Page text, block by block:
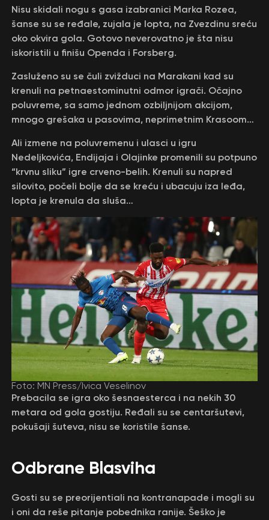
Nisu skidali nogu s gasa izabranici Marka Rozea,
šanse su se ređale, zujala je lopta, na Zvezdinu sreću
oko okvira gola. Gotovo neverovatno je šta nisu
iskoristili u finišu Openda i Forsberg.
Zasluženo su se čuli zvižduci na Marakani kad su
krenuli na petnaestominutni odmor igrači. Očajno
poluvreme, sa samo jednom ozbiljnijom akcijom,
mnogo grešaka u pasovima, neprimetnim Krasoom…
Ali izmene na poluvremenu i ulasci u igru
Nedeljkovića, Endijaja i Olajinke promenili su potpuno
“krvnu sliku” igre crveno-belih. Krenuli su napred
silovito, počeli bolje da se kreću i ubacuju iza leđa,
lopta je krenula da sluša…
Foto: MN Press/Ivica Veselinov
Prebacila se igra oko šesnaesterca i na nekih 30
metara od gola gostiju. Ređali su se centaršutevi,
pokušaji šuteva, nisu se koristile šanse.
Odbrane Blasviha
Gosti su se preorijentiali na kontranapade i mogli su
i oni da reše pitanje pobednika ranije. Šeško je